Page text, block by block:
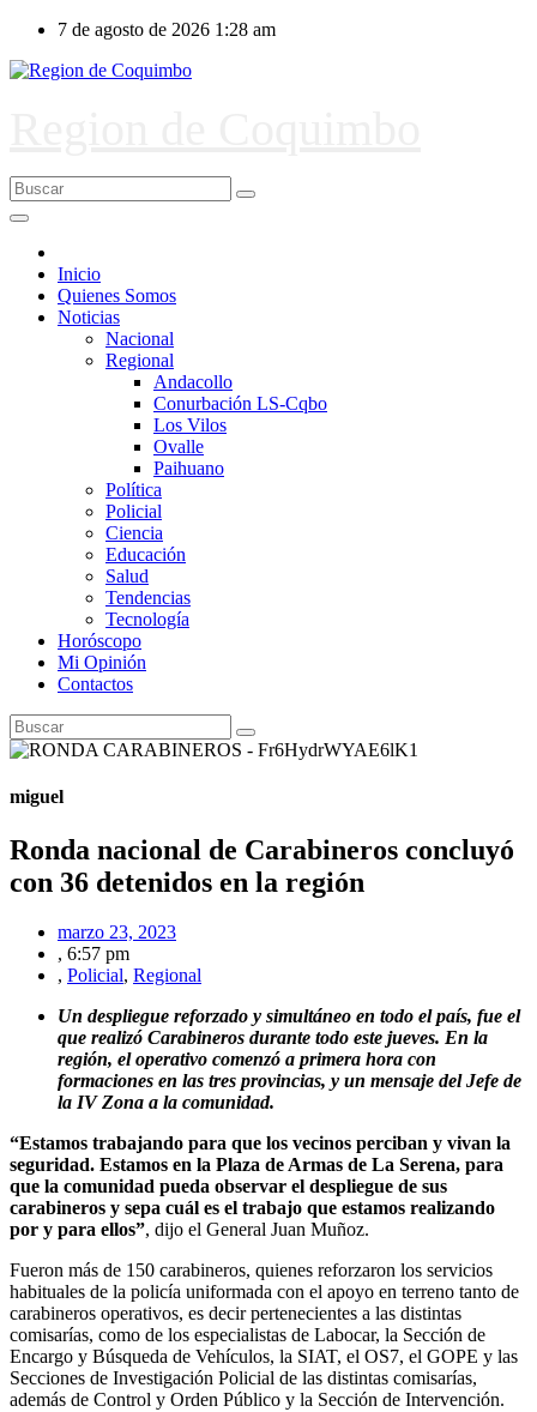
contenido
7 de agosto de 2026 1:28 am
Inicio
Quienes Somos
Noticias
Nacional
Regional
Andacollo
Conurbación LS-Cqbo
Los Vilos
Ovalle
Paihuano
Política
Policial
Ciencia
Educación
Salud
Tendencias
Tecnología
Horóscopo
Mi Opinión
Contactos
miguel
Ronda nacional de Carabineros concluyó
con 36 detenidos en la región
marzo 23, 2023
, 6:57 pm
, Policial, Regional
Un despliegue reforzado y simultáneo en todo el país, fue el
que realizó Carabineros durante todo este jueves. En la
región, el operativo comenzó a primera hora con
formaciones en las tres provincias, y un mensaje del Jefe de
la IV Zona a la comunidad.
“Estamos trabajando para que los vecinos perciban y vivan la
seguridad. Estamos en la Plaza de Armas de La Serena, para
que la comunidad pueda observar el despliegue de sus
carabineros y sepa cuál es el trabajo que estamos realizando
por y para ellos”, dijo el General Juan Muñoz.
Fueron más de 150 carabineros, quienes reforzaron los servicios
habituales de la policía uniformada con el apoyo en terreno tanto de
carabineros operativos, es decir pertenecientes a las distintas
comisarías, como de los especialistas de Labocar, la Sección de
Encargo y Búsqueda de Vehículos, la SIAT, el OS7, el GOPE y las
Secciones de Investigación Policial de las distintas comisarías,
además de Control y Orden Público y la Sección de Intervención.